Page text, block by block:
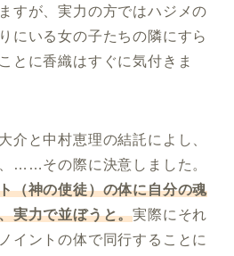
すが、実力の方ではハジメの
にいる女の子たちの隣にすら
とに香織はすぐに気付きま
介と中村恵理の結託によし、
……その際に決意しました。
（神の使徒）の体に自分の魂
実力で並ぼうと。実際にそれ
イントの体で同行することに